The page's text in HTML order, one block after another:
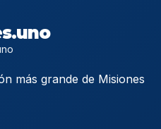
más grande de Misiones